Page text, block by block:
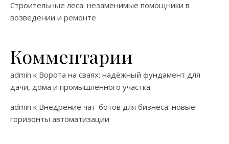
Строительные леса: незаменимые помощники в
возведении и ремонте
Комментарии
admin к Ворота на сваях: надёжный фундамент для
дачи, дома и промышленного участка
admin к Внедрение чат-ботов для бизнеса: новые
горизонты автоматизации